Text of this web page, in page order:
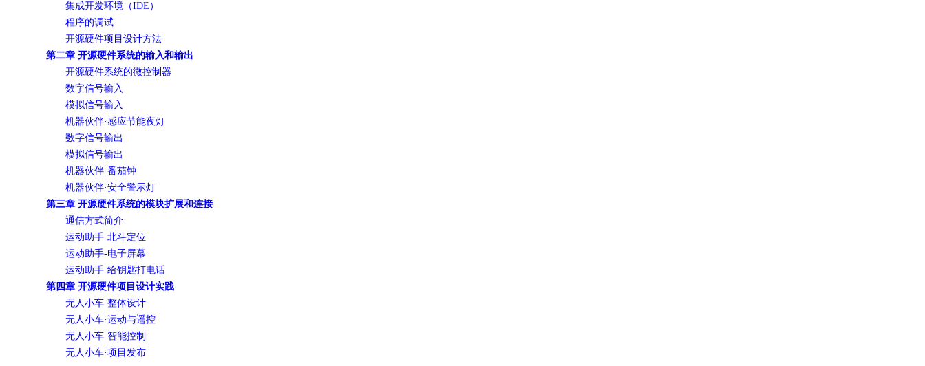
集成开发环境（IDE）
程序的调试
开源硬件项目设计方法
第二章 开源硬件系统的输入和输出
开源硬件系统的微控制器
数字信号输入
模拟信号输入
机器伙伴·感应节能夜灯
数字信号输出
模拟信号输出
机器伙伴·番茄钟
机器伙伴·安全警示灯
第三章 开源硬件系统的模块扩展和连接
通信方式简介
运动助手·北斗定位
运动助手-电子屏幕
运动助手·给钥匙打电话
第四章 开源硬件项目设计实践
无人小车·整体设计
无人小车·运动与遥控
无人小车·智能控制
无人小车·项目发布